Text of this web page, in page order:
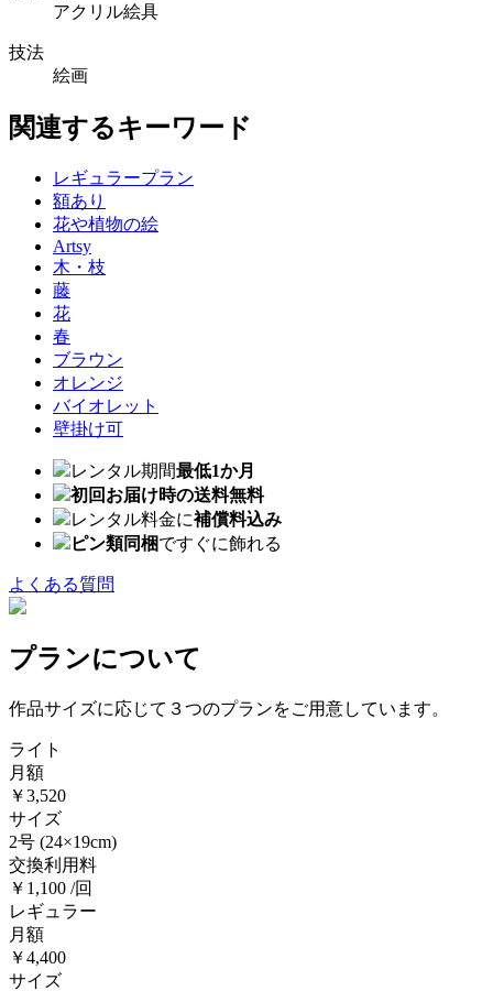
アクリル絵具
技法
絵画
関連するキーワード
レギュラープラン
額あり
花や植物の絵
Artsy
木・枝
藤
花
春
ブラウン
オレンジ
バイオレット
壁掛け可
レンタル期間最低1か月
初回お届け時の送料無料
レンタル料金に補償料込み
ピン類同梱ですぐに飾れる
よくある質問
プランについて
作品サイズに応じて３つのプランをご用意しています。
ライト
月額
￥3,520
サイズ
2号 (24×19cm)
交換利用料
￥1,100 /回
レギュラー
月額
￥4,400
サイズ